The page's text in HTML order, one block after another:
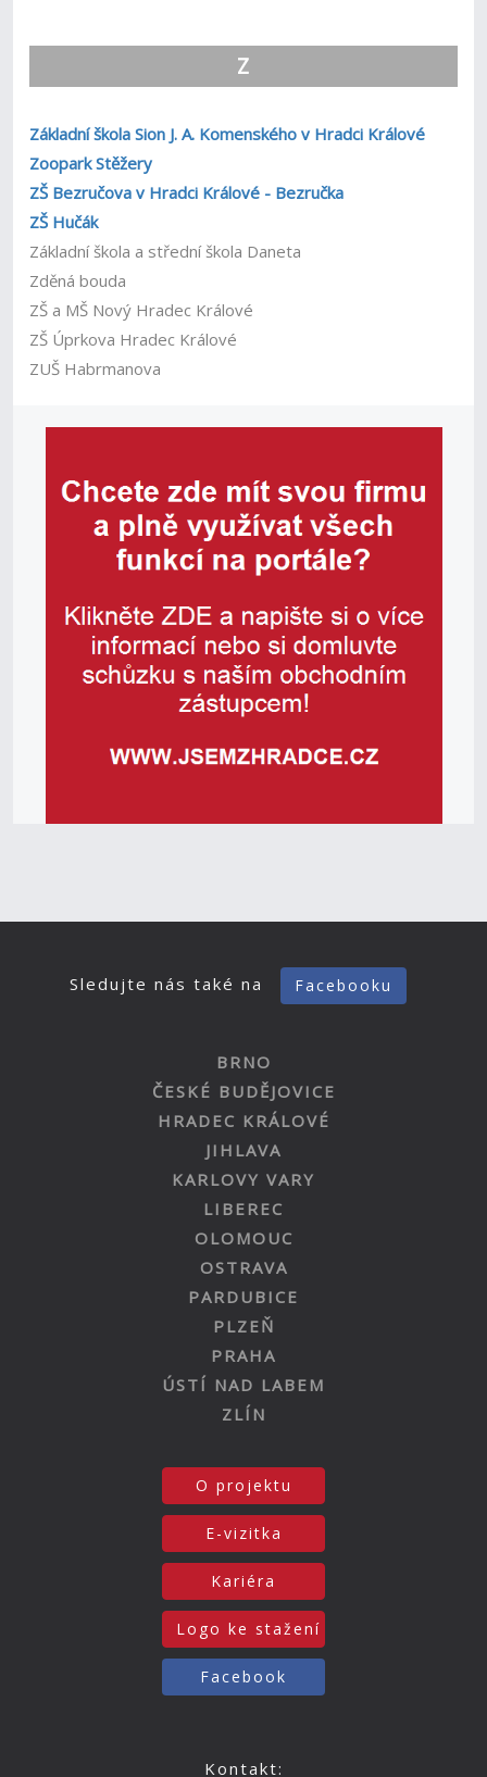
Z
Základní škola Sion J. A. Komenského v Hradci Králové
Zoopark Stěžery
ZŠ Bezručova v Hradci Králové - Bezručka
ZŠ Hučák
Základní škola a střední škola Daneta
Zděná bouda
ZŠ a MŠ Nový Hradec Králové
ZŠ Úprkova Hradec Králové
ZUŠ Habrmanova
Sledujte nás také na Facebooku
BRNO
ČESKÉ BUDĚJOVICE
HRADEC KRÁLOVÉ
JIHLAVA
KARLOVY VARY
LIBEREC
OLOMOUC
OSTRAVA
PARDUBICE
PLZEŇ
PRAHA
ÚSTÍ NAD LABEM
ZLÍN
O projektu
E-vizitka
Kariéra
Logo ke stažení
Facebook
Kontakt: